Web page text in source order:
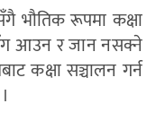
भौतिक रूपमा कक्षा
आउन र जान नसक्ने
कक्षा सञ्चालन गर्न